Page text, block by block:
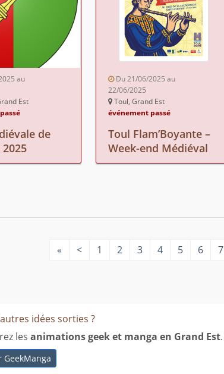
au
Est
de
2025
Du 21/06/2025 au
22/06/2025
Toul, Grand Est
événement passé
Toul Flam’Boyante –
Week-end Médiéval
« < 1 2 3 4 5 6 7
idées sorties ?
les animations geek et manga en Grand Est.
GeekManga